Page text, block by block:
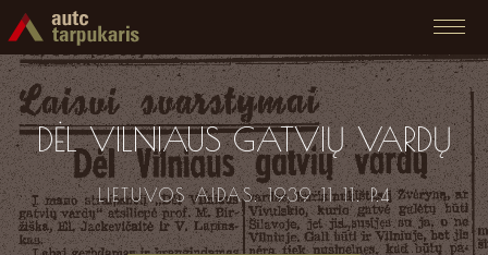
DĖL VILNIAUS GATVIŲ VARDŲ
LIETUVOS AIDAS. 1939 11 11. P.4